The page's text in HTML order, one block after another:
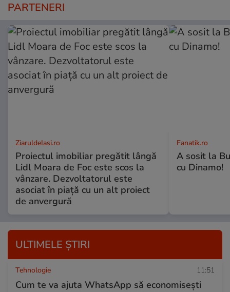
PARTENERI
ZiaruldeIasi.ro
Proiectul imobiliar pregătit lângă
Lidl Moara de Foc este scos la
vânzare. Dezvoltatorul este
asociat în piață cu un alt proiect
de anvergură
Fanatik.ro
A sosit la
cu Dinamo!
ULTIMELE ȘTIRI
Tehnologie 11:51
Cum te va ajuta WhatsApp să economisești